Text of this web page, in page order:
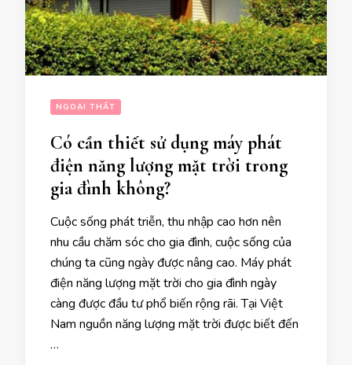
NGOẠI THẤT
Có cần thiết sử dụng máy phát
điện năng lượng mặt trời trong
gia đình không?
Cuộc sống phát triễn, thu nhập cao hơn nên
nhu cầu chăm sóc cho gia đình, cuộc sống của
chúng ta cũng ngày được nâng cao. Máy phát
điện năng lượng mặt trời cho gia đình ngày
càng được đầu tư phổ biến rộng rãi. Tại Việt
Nam nguồn năng lượng mặt trời được biết đến
…